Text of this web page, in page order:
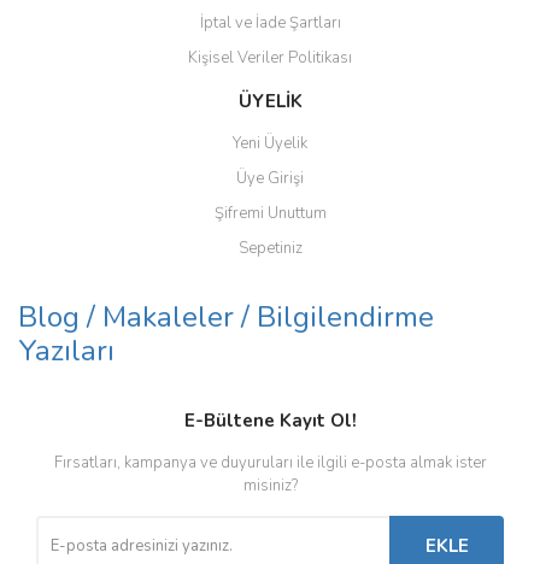
İptal ve İade Şartları
Kişisel Veriler Politikası
ÜYELİK
Yeni Üyelik
Üye Girişi
Şifremi Unuttum
Sepetiniz
Blog / Makaleler / Bilgilendirme
Yazıları
E-Bültene Kayıt Ol!
Fırsatları, kampanya ve duyuruları ile ilgili e-posta almak ister
misiniz?
EKLE